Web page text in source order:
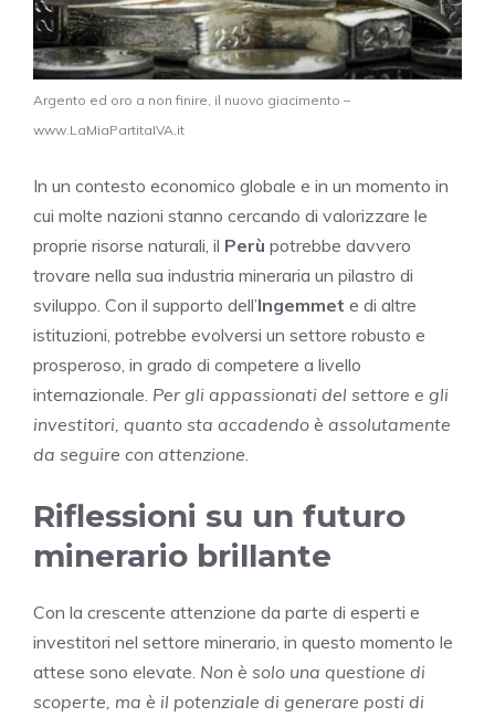
Argento ed oro a non finire, il nuovo giacimento –
www.LaMiaPartitaIVA.it
In un contesto economico globale e in un momento in
cui molte nazioni stanno cercando di valorizzare le
proprie risorse naturali, il Perù potrebbe davvero
trovare nella sua industria mineraria un pilastro di
sviluppo. Con il supporto dell’Ingemmet e di altre
istituzioni, potrebbe evolversi un settore robusto e
prosperoso, in grado di competere a livello
internazionale. Per gli appassionati del settore e gli
investitori, quanto sta accadendo è assolutamente
da seguire con attenzione.
Riflessioni su un futuro
minerario brillante
Con la crescente attenzione da parte di esperti e
investitori nel settore minerario, in questo momento le
attese sono elevate. Non è solo una questione di
scoperte, ma è il potenziale di generare posti di